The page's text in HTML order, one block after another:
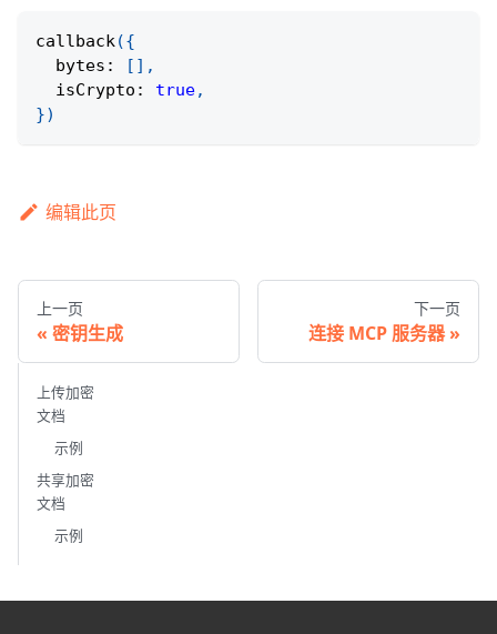
callback({
  bytes
: [ ] ,
  isCrypto
: true,
})
编辑此页
上一页
密钥生成
下一页
连接 MCP 服务器
上传加密
文档
示例
共享加密
文档
示例